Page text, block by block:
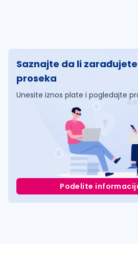
Saznajte da li
proseka
Unesite iznos plate i pogledajte
Podelite